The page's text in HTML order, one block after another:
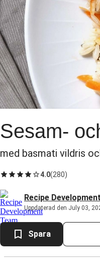
Sesam-
med basmati vildris
4.0(280)
Recipe
Uppdaterad den July 03,
Spara